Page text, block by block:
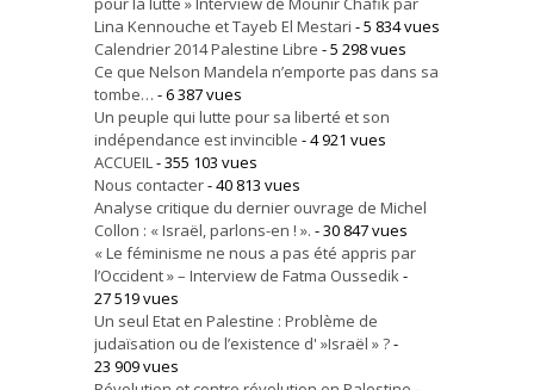
Lina Kennouche et Tayeb El Mestari - 5 834 vues
Calendrier 2014 Palestine Libre - 5 298 vues
Ce que Nelson Mandela n’emporte pas dans sa
tombe… - 6 387 vues
Un peuple qui lutte pour sa liberté et son
indépendance est invincible - 4 921 vues
ACCUEIL - 355 103 vues
Nous contacter- 40 813 vues
Analyse critique du dernier ouvrage de Michel
Collon : « Israël, parlons-en ! ». - 30 847 vues
« Le féminisme ne nous a pas été appris par
l’Occident » – Interview de Fatma Oussedik -
27 519 vues
Un seul Etat en Palestine : Problème de
judaïsation ou de l’existence d' »Israël » ?-
23 909 vues